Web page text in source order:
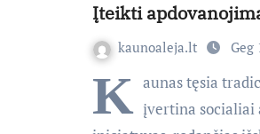
Įteikti
kaunoaleja.lt Geg
K aunas tęsia
įvertina socialiai